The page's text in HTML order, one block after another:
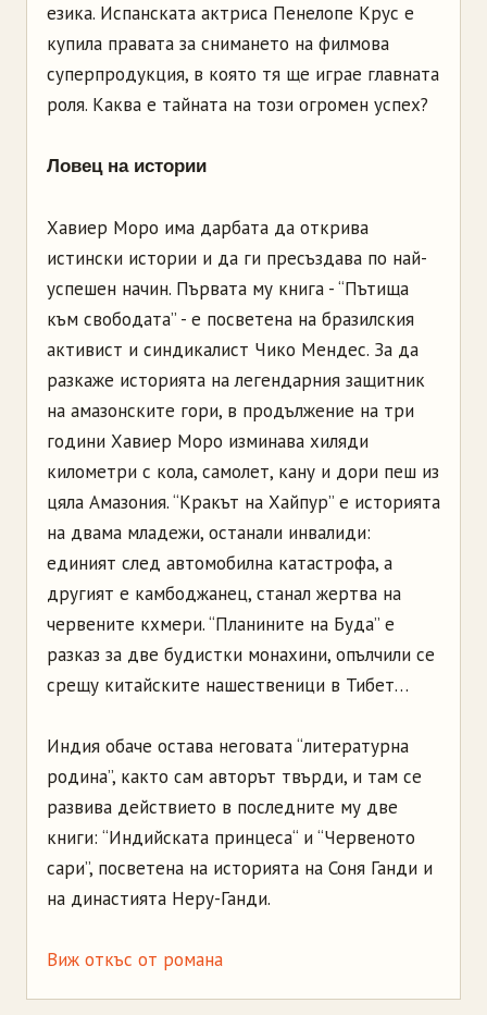
езика. Испанската актриса Пенелопе Крус е
купила правата за снимането на филмова
суперпродукция, в която тя ще играе главната
роля. Каква е тайната на този огромен успех?
Ловец на истории
Хавиер Моро има дарбата да открива
истински истории и да ги пресъздава по най-
успешен начин. Първата му книга - “Пътища
към свободата” - е посветена на бразилския
активист и синдикалист Чико Мендес. За да
разкаже историята на легендарния защитник
на амазонските гори, в продължение на три
години Хавиер Моро изминава хиляди
километри с кола, самолет, кану и дори пеш из
цяла Амазония. “Кракът на Хайпур” е историята
на двама младежи, останали инвалиди:
единият след автомобилна катастрофа, а
другият е камбоджанец, станал жертва на
червените кхмери. “Планините на Буда” е
разказ за две будистки монахини, опълчили се
срещу китайските нашественици в Тибет…
Индия обаче остава неговата “литературна
родина”, както сам авторът твърди, и там се
развива действието в последните му две
книги: “Индийската принцеса“ и “Червеното
сари”, посветена на историята на Соня Ганди и
на династията Неру-Ганди.
Виж откъс от романа